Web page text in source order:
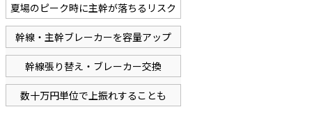
夏場のピーク時に主幹が落ちるリスク
幹線・主幹ブレーカーを容量アップ
幹線張り替え・ブレーカー交換
数十万円単位で上振れすることも